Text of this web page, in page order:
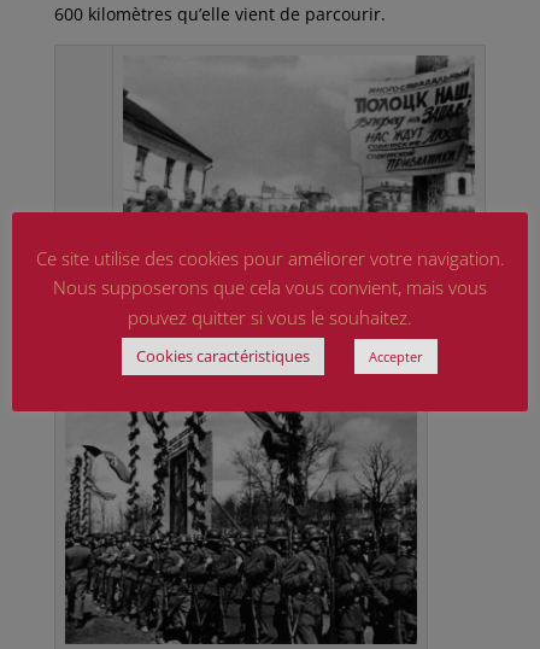
600 kilomètres qu’elle vient de parcourir.
soldats de l’armée rouge en Biélorussie
Ce site utilise des cookies pour améliorer votre navigation.
Nous supposerons que cela vous convient, mais vous
pouvez quitter si vous le souhaitez.
Cookies caractéristiques Accepter